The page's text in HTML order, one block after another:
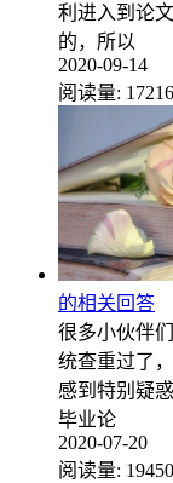
利进入到论
的，所以
2020-09-14
阅读量: 17216
的相关回答
很多小伙伴
统查重过了
感到特别疑
毕业论
2020-07-20
阅读量: 19450